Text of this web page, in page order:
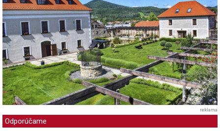
reklama
Odporúčame